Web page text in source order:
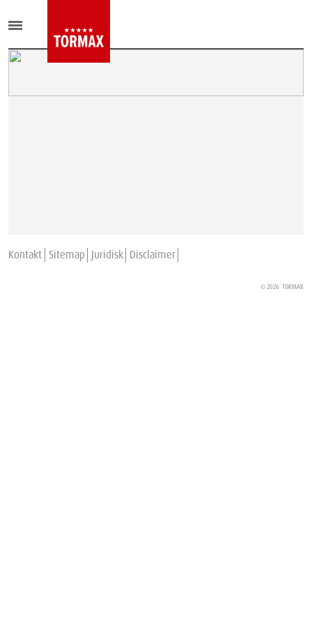
Kontakt Sitemap Juridisk Disclaimer
© 2026 TORMAX